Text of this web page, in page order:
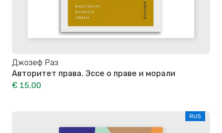
Джозеф Раз
Авторитет права. Эссе о праве и морали
€ 15,00
RUS